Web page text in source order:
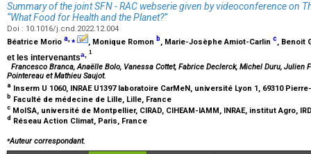
Summary of the joint SFN - RAC webserie given by videoconference on
“What Food for Health and the Planet?”
Doi : 10.1016/j.cnd.2022.12.004
Béatrice Morio a,⁎ , Monique Romon b, Marie-Josèphe Amiot-Carlin c, Benoit
et les intervenantsa, 1
Francesco Branca, Anaëlle Bolo, Vanessa Cottet, Fabrice Declerck, Michel Duru, Julien
Pointereau et Mathieu Saujot.
a Inserm U 1060, INRAE U1397 laboratoire CarMeN, université Lyon 1, 69310
b Faculté de médecine de Lille, Lille, France
c MoISA, université de Montpellier, CIRAD, CIHEAM-IAMM, INRAE, institut Agro,
d Réseau Action Climat, Paris, France
⁎Auteur correspondant.